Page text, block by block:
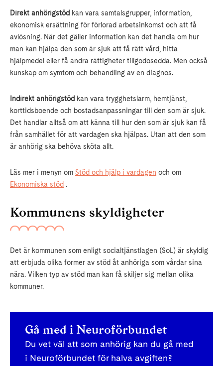
Direkt anhörigstöd kan vara samtalsgrupper, information,
ekonomisk ersättning för förlorad arbetsinkomst och att få
avlösning. När det gäller information kan det handla om hur
man kan hjälpa den som är sjuk att få rätt vård, hitta
hjälpmedel eller få andra rättigheter tillgodosedda. Men också
kunskap om symtom och behandling av en diagnos.
Indirekt anhörigstöd kan vara trygghetslarm, hemtjänst,
korttidsboende och bostadsanpassningar till den som är sjuk.
Det handlar alltså om att känna till hur den som är sjuk kan få
från samhället för att vardagen ska hjälpas. Utan att den som
är anhörig ska behöva sköta allt.
Läs mer i menyn om Stöd och hjälp i vardagen och om
Ekonomiska stöd .
Kommunens skyldigheter
Det är kommunen som enligt socialtjänstlagen (SoL) är skyldig
att erbjuda olika former av stöd åt anhöriga som vårdar sina
nära. Vilken typ av stöd man kan få skiljer sig mellan olika
kommuner.
Gå med i Neuroförbundet
Du vet väl att som anhörig kan du gå med
i Neuroförbundet för halva avgiften?